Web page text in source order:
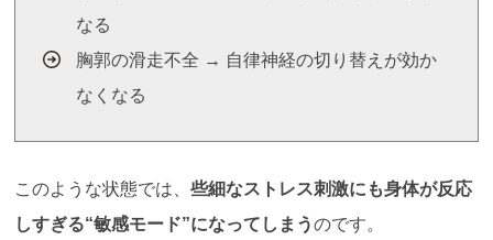
なる
胸郭の滑走不全 → 自律神経の切り替えが効か
なくなる
このような状態では、些細なストレス刺激にも身体が反応
しすぎる“敏感モード”になってしまうのです。